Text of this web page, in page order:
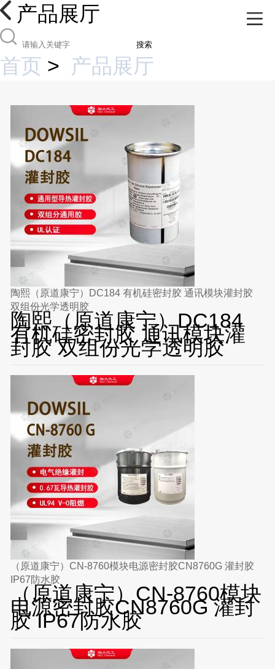
产品展厅
搜索
首页 > 产品展厅
陶熙（原道康宁）DC184 有机硅密封胶 通讯模块灌封胶
双组份光学透明胶
陶熙（原道康宁）DC184
有机硅密封胶 通讯模块灌
封胶 双组份光学透明胶
（原道康宁）CN-8760模块电源密封胶CN8760G 灌封胶
IP67防水胶
（原道康宁）CN-8760模块
电源密封胶CN8760G 灌封
胶 IP67防水胶